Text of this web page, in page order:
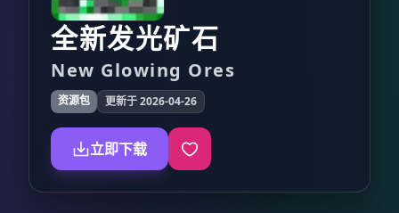
全新发光矿石
New Glowing Ores
资源包 更新于 2026-04-26
立即下载